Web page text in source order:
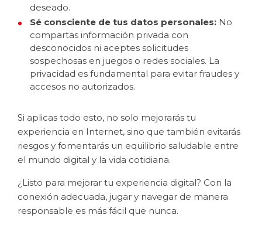
deseado.
Sé consciente de tus datos personales: No
compartas información privada con
desconocidos ni aceptes solicitudes
sospechosas en juegos o redes sociales. La
privacidad es fundamental para evitar fraudes y
accesos no autorizados.
Si aplicas todo esto, no solo mejorarás tu
experiencia en Internet, sino que también evitarás
riesgos y fomentarás un equilibrio saludable entre
el mundo digital y la vida cotidiana.
¿Listo para mejorar tu experiencia digital? Con la
conexión adecuada, jugar y navegar de manera
responsable es más fácil que nunca.